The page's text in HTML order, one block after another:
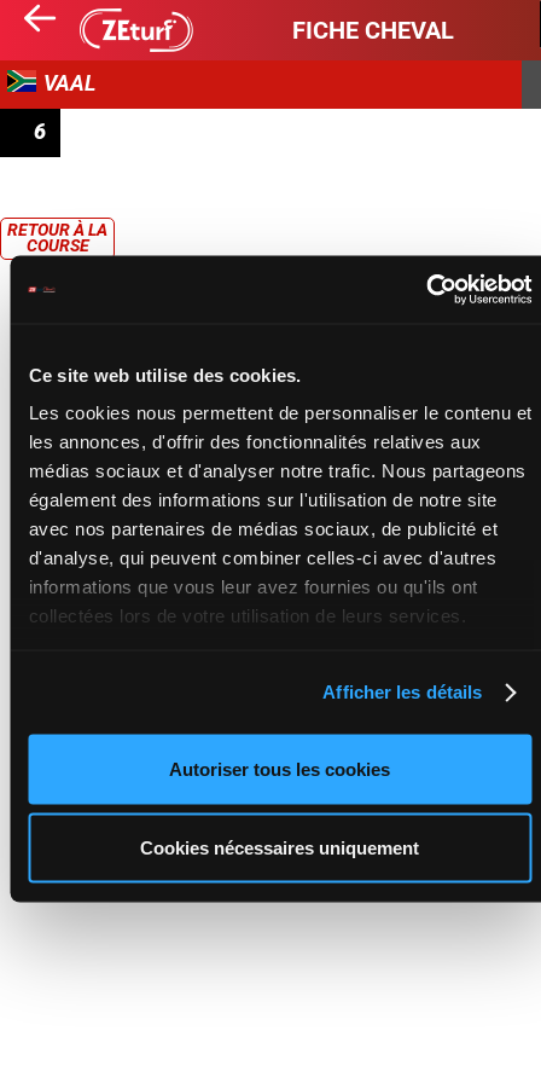
Ce site web utilise des cookies.
Les cookies nous permettent de personnaliser le contenu et
les annonces, d'offrir des fonctionnalités relatives aux
médias sociaux et d'analyser notre trafic. Nous partageons
également des informations sur l'utilisation de notre site
avec nos partenaires de médias sociaux, de publicité et
d'analyse, qui peuvent combiner celles-ci avec d'autres
informations que vous leur avez fournies ou qu'ils ont
collectées lors de votre utilisation de leurs services.
Afficher les détails
Autoriser tous les cookies
Cookies nécessaires uniquement
FICHE CHEVAL
VAAL
6
RETOUR À LA
COURSE